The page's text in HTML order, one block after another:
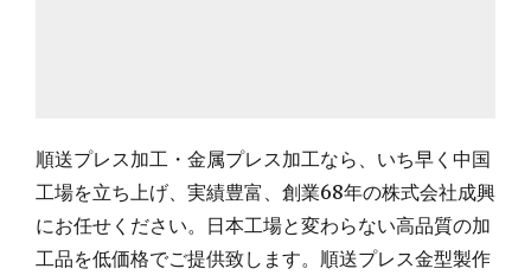
順送プレス加工・金属プレス加工なら、いち早く中国
工場を立ち上げ、実績豊富、創業68年の株式会社成興
にお任せください。日本工場と変わらない高品質の加
工品を低価格でご提供致します。順送プレス金型製作